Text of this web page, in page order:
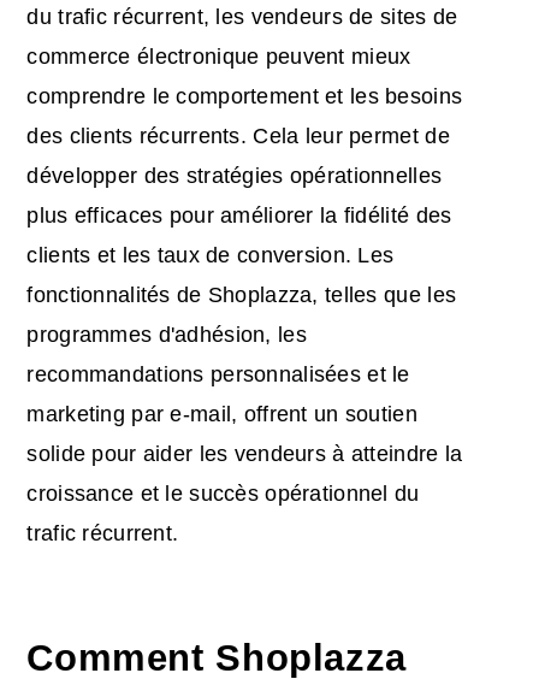
du trafic récurrent, les vendeurs de sites de
commerce électronique peuvent mieux
comprendre le comportement et les besoins
des clients récurrents. Cela leur permet de
développer des stratégies opérationnelles
plus efficaces pour améliorer la fidélité des
clients et les taux de conversion. Les
fonctionnalités de Shoplazza, telles que les
programmes d'adhésion, les
recommandations personnalisées et le
marketing par e-mail, offrent un soutien
solide pour aider les vendeurs à atteindre la
croissance et le succès opérationnel du
trafic récurrent.
Comment Shoplazza